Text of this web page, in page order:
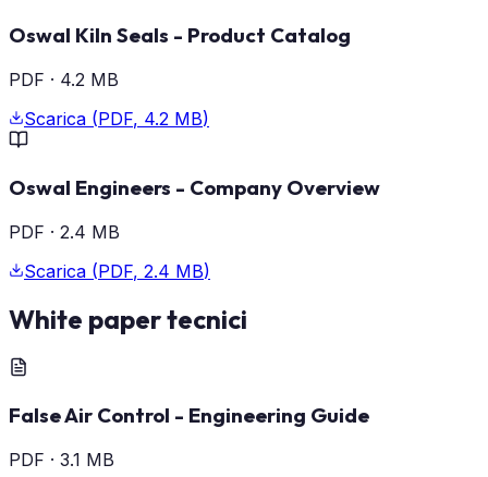
Oswal Kiln Seals - Product Catalog
PDF · 4.2 MB
Scarica (PDF, 4.2 MB)
Oswal Engineers - Company Overview
PDF · 2.4 MB
Scarica (PDF, 2.4 MB)
White paper tecnici
False Air Control - Engineering Guide
PDF · 3.1 MB